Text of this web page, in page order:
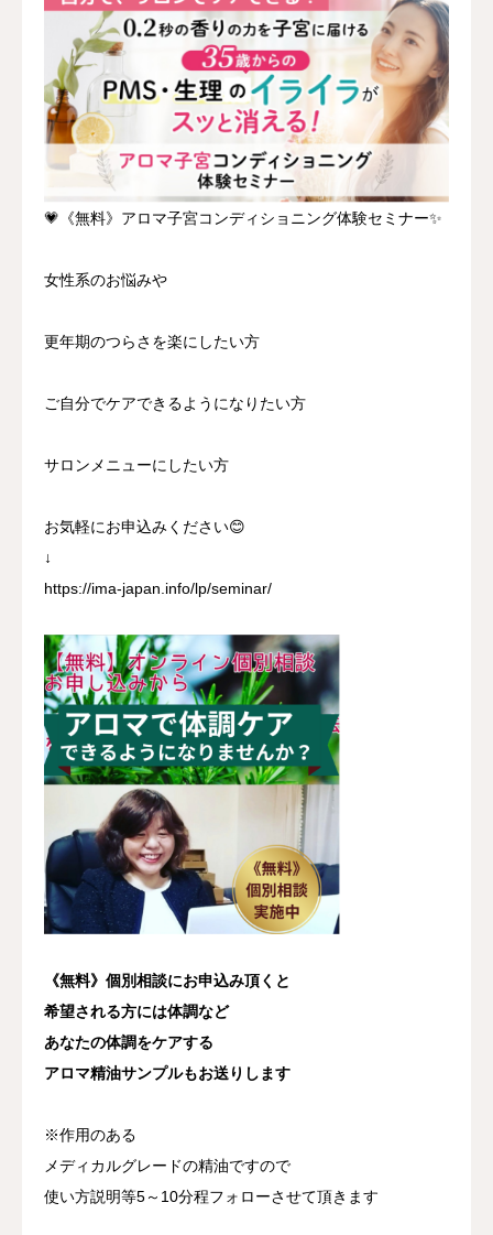
💗《無料》アロマ子宮コンディショニング体験セミナー✨
女性系のお悩みや
更年期のつらさを楽にしたい方
ご自分でケアできるようになりたい方
サロンメニューにしたい方
お気軽にお申込みください😊
↓
https://ima-japan.info/lp/seminar/
《無料》個別相談にお申込み頂くと
希望される方には体調など
あなたの体調をケアする
アロマ精油サンプルもお送りします
※作用のある
メディカルグレードの精油ですので
使い方説明等5～10分程フォローさせて頂きます